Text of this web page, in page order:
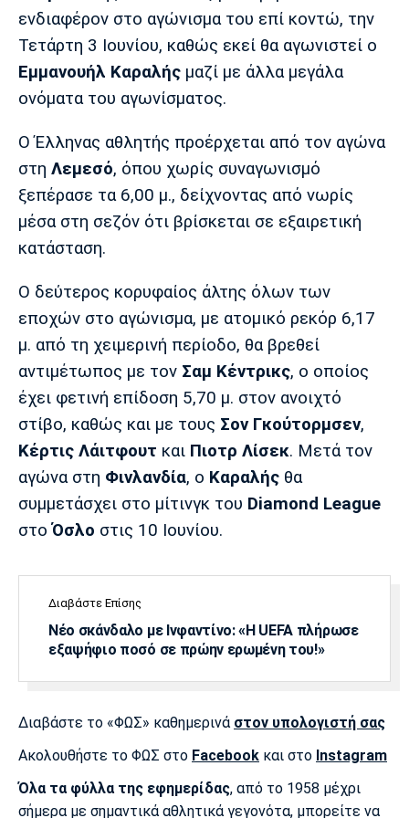
Πολιτισμός
Τραγούδια
Cine Spot
Running
Media
Παρασκήνιο
Πρόγραμμα TV
Ιωνικός Κηφισιά Πανσερραϊκός
Μπαρτσελόνα
Ρεάλ
Μαδρίτης
Ατλέτικο
Μαδρίτης
Μάντσεστερ
Γιουνάιτεντ
Άρσεναλ
Λίβερπουλ
Μάντσεστερ
Σίτι
Γιουβέντους
Μίλαν
Μπορούσια
Ντόρτμουντ
Παρί Σεν
Ζερμέν
Μαρσέιγ
Αστέρας
ενδιαφέρον στο αγώνισμα του επί κοντώ, την
Τετάρτη 3 Ιουνίου, καθώς εκεί θα αγωνιστεί ο
Εμμανουήλ Καραλής μαζί με άλλα μεγάλα
ονόματα του αγωνίσματος.
Ο Έλληνας αθλητής προέρχεται από τον αγώνα
στη Λεμεσό, όπου χωρίς συναγωνισμό
ξεπέρασε τα 6,00 μ., δείχνοντας από νωρίς
μέσα στη σεζόν ότι βρίσκεται σε εξαιρετική
κατάσταση.
Ο δεύτερος κορυφαίος άλτης όλων των
εποχών στο αγώνισμα, με ατομικό ρεκόρ 6,17
μ. από τη χειμερινή περίοδο, θα βρεθεί
αντιμέτωπος με τον Σαμ Κέντρικς, ο οποίος
έχει φετινή επίδοση 5,70 μ. στον ανοιχτό
στίβο, καθώς και με τους Σον Γκούτορμσεν,
Κέρτις Λάιτφουτ και Πιοτρ Λίσεκ. Μετά τον
αγώνα στη Φινλανδία, ο Καραλής θα
συμμετάσχει στο μίτινγκ του Diamond League
στο Όσλο στις 10 Ιουνίου.
Διαβάστε Επίσης
Νέο σκάνδαλο με Ινφαντίνο: «Η UEFA πλήρωσε
εξαψήφιο ποσό σε πρώην ερωμένη του!»
Διαβάστε το «ΦΩΣ» καθημερινά στον υπολογιστή σας
Ακολουθήστε το ΦΩΣ στο Facebook και στο Instagram
Όλα τα φύλλα της εφημερίδας, από το 1958 μέχρι
σήμερα με σημαντικά αθλητικά γεγονότα, μπορείτε να